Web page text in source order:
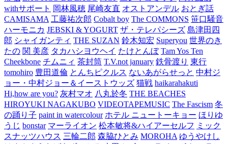
withサポート 岡林風穂 尾崎友直 オストアンデル おとぎ話
CAMISAMA 工藤祐次郎 Cobalt boy The COMMONS 笹口騒音
ハーモニカ JEBSKI & YOGURT ザ・テレパシーズ 島津田四
郎 シャイガンティ THE SUZAN 鈴木知宏 Superyou 世界のき
たの 関 美彦 タカハシヨウヘイ たけとんぼ Tam Yos Ten
Cheekbone チムニィ 茶封筒 T.V.not january 鉄骨渡り 東行
tomohiro 豊田道倫 とんちピクルス ないあがらせっと 中村ジ
ョー・中村ジョー＆イーストウッズ 猫戦 haikarahakuti
Hi,how are you? 灰村マオ 八丸於冬 THE BEACHES
HIROYUKI NAGAKUBO VIDEOTAPEMUSIC The Fascism 冬
の踊り子 paint in watercolour ホテル ニュートーキョー ほりゆ
うじ bonstar マーライオン 松本敏将&ハイアーセルフ ミック
スナッツハウス 三輪二郎 森脇ひとみ MOROHA ゆうやけし